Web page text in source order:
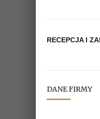
RECEPCJA I
DANE FIRMY